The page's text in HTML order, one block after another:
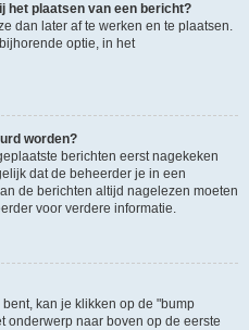
het plaatsen van een bericht?
dan later af te werken en te plaatsen.
optie, in het
worden?
berichten eerst nagekeken
dat de beheerder je in een
de berichten altijd nagelezen moeten
voor verdere informatie.
kan je klikken op de "bump
onderwerp naar boven op de eerste